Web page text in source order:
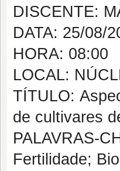
DISCENTE:
DATA: 25/08/
HORA: 08:00
LOCAL:
TÍTULO:
de cultivares
PALAVRAS-
Fertilidade;